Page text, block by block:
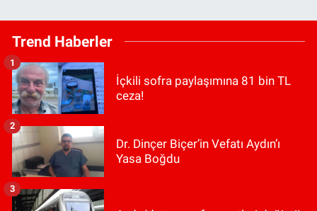
Trend Haberler
İçkili sofra paylaşımına 81 bin TL
ceza!
1
Dr. Dinçer Biçer’in Vefatı Aydın’ı
Yasa Boğdu
2
3